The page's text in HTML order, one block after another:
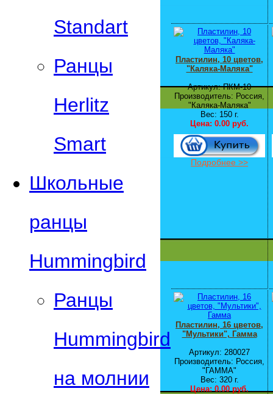
Standart
Ранцы
Herlitz
Smart
Школьные
ранцы
Hummingbird
Ранцы
Hummingbird
на молнии
Пластилин, 10 цветов,
"Каляка-Маляка"
Артикул: ПКМ-10
Производитель: Россия,
"Каляка-Маляка"
Вес: 150 г.
Цена: 0.00 руб.
Подробнее >>
Пластилин, 16 цветов,
"Мультики", Гамма
Артикул: 280027
Производитель: Россия,
"ГАММА"
Вес: 320 г.
Цена:0.00 руб.